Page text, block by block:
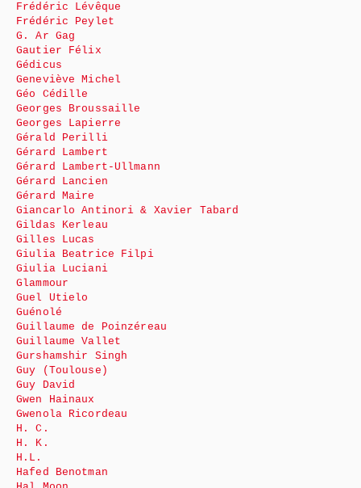
Frédéric Lévêque
Frédéric Peylet
G. Ar Gag
Gautier Félix
Gédicus
Geneviève Michel
Géo Cédille
Georges Broussaille
Georges Lapierre
Gérald Perilli
Gérard Lambert
Gérard Lambert-Ullmann
Gérard Lancien
Gérard Maire
Giancarlo Antinori & Xavier Tabard
Gildas Kerleau
Gilles Lucas
Giulia Beatrice Filpi
Giulia Luciani
Glammour
Guel Utielo
Guénolé
Guillaume de Poinzéreau
Guillaume Vallet
Gurshamshir Singh
Guy (Toulouse)
Guy David
Gwen Hainaux
Gwenola Ricordeau
H. C.
H. K.
H.L.
Hafed Benotman